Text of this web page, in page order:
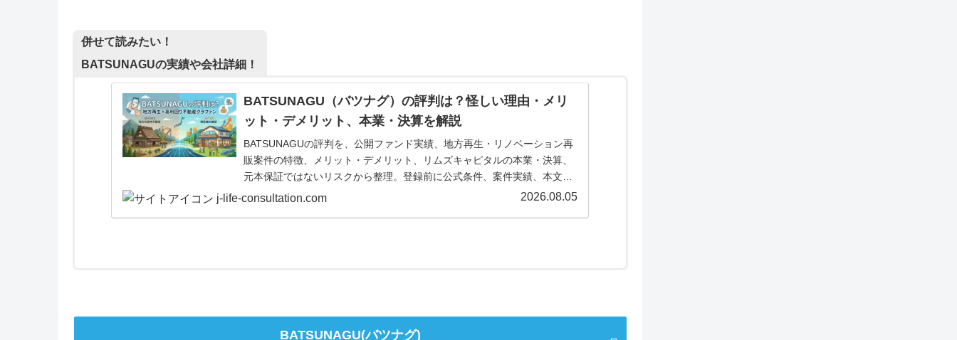
併せて読みたい！
BATSUNAGUの実績や会社詳細！
BATSUNAGU（バツナグ）の評判は？怪しい理由・メリ
ット・デメリット、本業・決算を解説
BATSUNAGUの評判を、公開ファンド実績、地方再生・リノベーション再
販案件の特徴、メリット・デメリット、リムズキャピタルの本業・決算、
元本保証ではないリスクから整理。登録前に公式条件、案件実績、本文の
注意点を確認できます。
j-life-consultation.com 2026.08.05
BATSUNAGU(バツナグ)